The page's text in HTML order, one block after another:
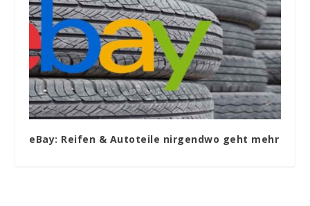
eBay: Reifen & Autoteile nirgendwo geht mehr